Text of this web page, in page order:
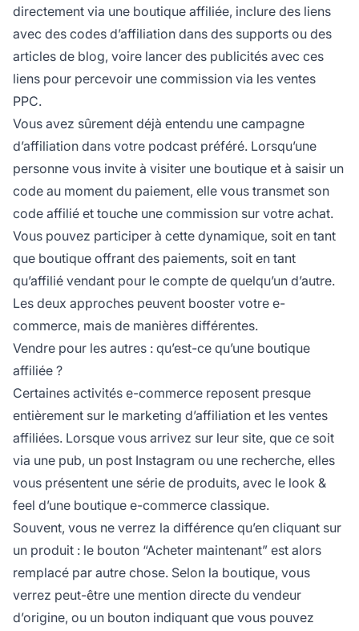
directement via une boutique affiliée, inclure des liens
avec des codes d’affiliation dans des supports ou des
articles de blog, voire lancer des publicités avec ces
liens pour percevoir une commission via les ventes
PPC.
Vous avez sûrement déjà entendu une campagne
d’affiliation dans votre podcast préféré. Lorsqu’une
personne vous invite à visiter une boutique et à saisir un
code au moment du paiement, elle vous transmet son
code affilié et touche une commission sur votre achat.
Vous pouvez participer à cette dynamique, soit en tant
que boutique offrant des paiements, soit en tant
qu’affilié vendant pour le compte de quelqu’un d’autre.
Les deux approches peuvent booster votre e-
commerce, mais de manières différentes.
Vendre pour les autres : qu’est-ce qu’une boutique
affiliée ?
Certaines activités e-commerce reposent presque
entièrement sur le marketing d’affiliation et les ventes
affiliées. Lorsque vous arrivez sur leur site, que ce soit
via une pub, un post Instagram ou une recherche, elles
vous présentent une série de produits, avec le look &
feel d’une boutique e-commerce classique.
Souvent, vous ne verrez la différence qu’en cliquant sur
un produit : le bouton “Acheter maintenant” est alors
remplacé par autre chose. Selon la boutique, vous
verrez peut-être une mention directe du vendeur
d’origine, ou un bouton indiquant que vous pouvez